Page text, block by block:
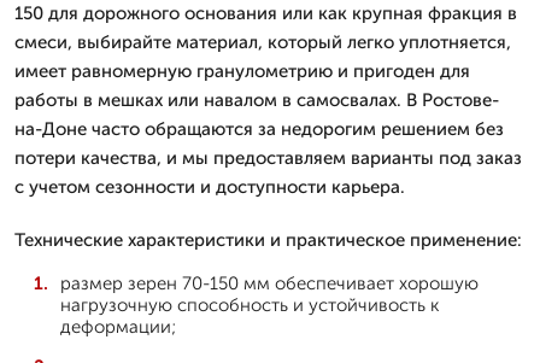
150 для дорожного основания или как крупная фракция в
смеси, выбирайте материал, который легко уплотняется,
имеет равномерную гранулометрию и пригоден для
работы в мешках или навалом в самосвалах. В Ростове-
на-Доне часто обращаются за недорогим решением без
потери качества, и мы предоставляем варианты под заказ
с учетом сезонности и доступности карьера.
Технические характеристики и практическое применение:
размер зерен 70-150 мм обеспечивает хорошую
нагрузочную способность и устойчивость к
деформации;